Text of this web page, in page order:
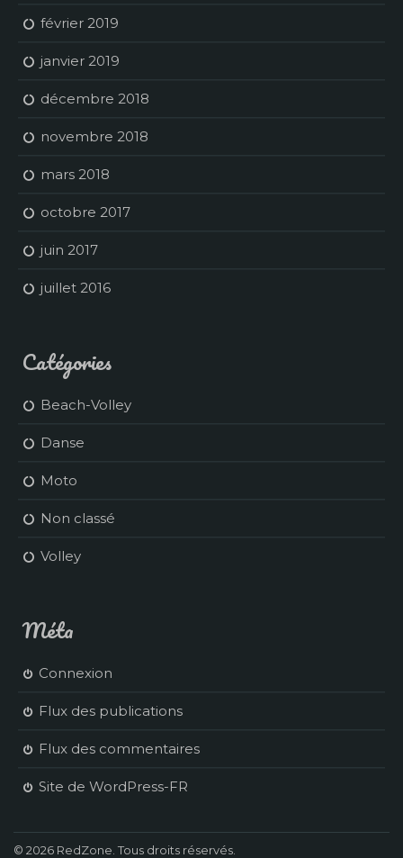
février 2019
janvier 2019
décembre 2018
novembre 2018
mars 2018
octobre 2017
juin 2017
juillet 2016
Catégories
Beach-Volley
Danse
Moto
Non classé
Volley
Méta
Connexion
Flux des publications
Flux des commentaires
Site de WordPress-FR
© 2026 RedZone. Tous droits réservés.